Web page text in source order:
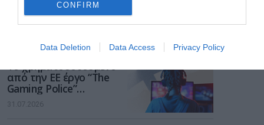
CONFIRM
Data Deletion Data Access Privacy Policy
ΡΟΗ ΕΙΔΗΣΕΩΝ
από την ΕΕ έργο “The
Gaming Police”
ενισχύει την ασφάλεια
των παιδιών στο
31.07.2026